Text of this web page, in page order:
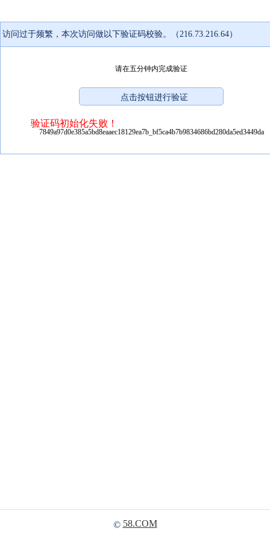
访问过于频繁，本次访问做以下验证码校验。（216.73.216.64）
请在五分钟内完成验证
验证码初始化失败！
7849a97d0e385a5bd8eaaec18129ea7b_bf5ca4b7b9834686bd280da5ed3449da
© 58.COM